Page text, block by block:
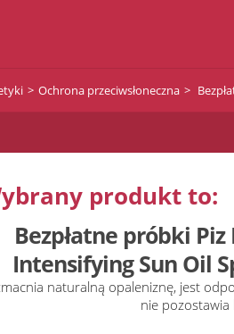
Ochrona przeciwsłoneczna
produkt to:
Bezpłatne próbki
Intensifying Sun Oil
naturalną opaleniznę, jest
nie pozostawia